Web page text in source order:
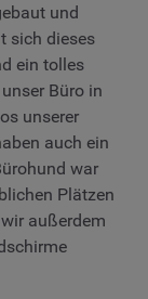
und
sich dieses
ein tolles
Büro in
unserer
auch ein
war
Plätzen
außerdem